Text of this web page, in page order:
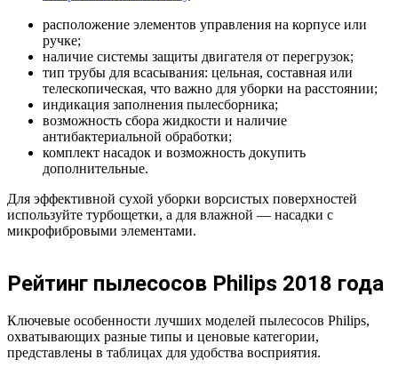
расположение элементов управления на корпусе или
ручке;
наличие системы защиты двигателя от перегрузок;
тип трубы для всасывания: цельная, составная или
телескопическая, что важно для уборки на расстоянии;
индикация заполнения пылесборника;
возможность сбора жидкости и наличие
антибактериальной обработки;
комплект насадок и возможность докупить
дополнительные.
Для эффективной сухой уборки ворсистых поверхностей
используйте турбощетки, а для влажной — насадки с
микрофибровыми элементами.
Рейтинг пылесосов Philips 2018 года
Ключевые особенности лучших моделей пылесосов Philips,
охватывающих разные типы и ценовые категории,
представлены в таблицах для удобства восприятия.